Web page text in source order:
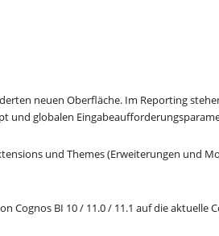
neuen Oberfläche. Im Reporting
und globalen
und Themes (Erweiterungen und
Cognos BI 10 / 11.0 / 11.1 auf die aktuelle